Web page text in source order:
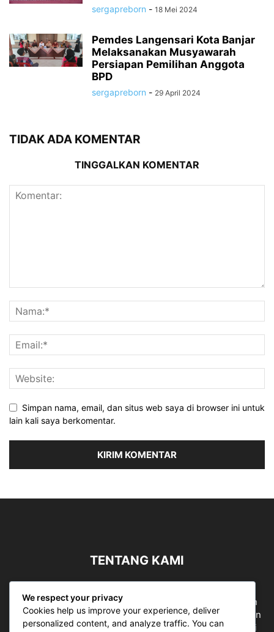
sergapreborn - 18 Mei 2024
Pemdes Langensari Kota Banjar
Melaksanakan Musyawarah
Persiapan Pemilihan Anggota
BPD
sergapreborn - 29 April 2024
TIDAK ADA KOMENTAR
TINGGALKAN KOMENTAR
Simpan nama, email, dan situs web saya di browser ini untuk
lain kali saya berkomentar.
TENTANG KAMI
bergerak di ruang jurnalistik, sebagai entitas pemberian
ruang Publik, Media merupakan literasi mutlak diperlukan
sebagai kemampuan dasar berpikir kritis untuk hidup di
We respect your privacy
Cookies help us improve your experience, deliver
personalized content, and analyze traffic. You can